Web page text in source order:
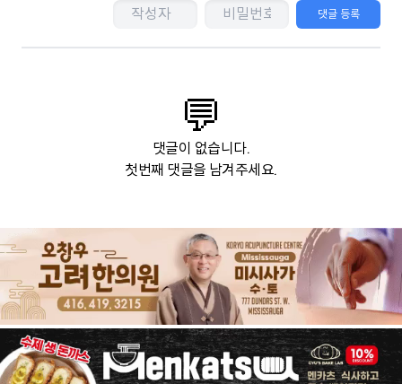
댓글 등록
💬
댓글이 없습니다.
첫번째 댓글을 남겨주세요.